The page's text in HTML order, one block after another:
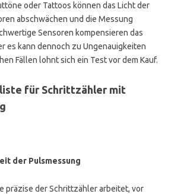
oder Tattoos können das Licht der
abschwächen und die Messung
Sensoren kompensieren das
es kann dennoch zu Ungenauigkeiten
Fällen lohnt sich ein Test vor dem Kauf.
für Schrittzähler mit
der Pulsmessung
präzise der Schrittzähler arbeitet, vor